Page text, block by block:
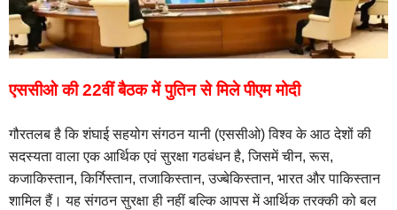
एससीओ की 22वीं बैठक में पुतिन से मिले पीएम मोदी
गौरतलब है कि शंघाई सहयोग संगठन यानी (एससीओ) विश्‍व के आठ देशों की
सदस्यता वाला एक आर्थिक एवं सुरक्षा गठबंधन है, जिसमें चीन, रूस,
कजाकिस्तान, किर्गिस्तान, तजाकिस्तान, उज्बेकिस्तान, भारत और पाकिस्तान
शामिल हैं। यह संगठन सुरक्षा ही नहीं बल्कि आपस में आर्थिक तरक्‍की को बल